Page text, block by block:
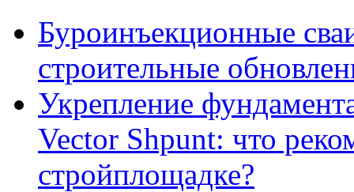
Буроинъекционные
строительные
Укрепление
Vector Shpunt: что
стройплощадке?